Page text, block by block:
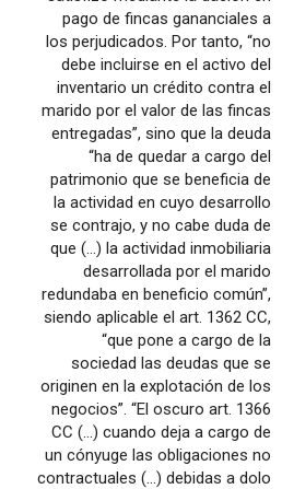
pago de fincas gananciales a
los perjudicados. Por tanto, “no
debe incluirse en el activo del
inventario un crédito contra el
marido por el valor de las fincas
entregadas”, sino que la deuda
“ha de quedar a cargo del
patrimonio que se beneficia de
la actividad en cuyo desarrollo
se contrajo, y no cabe duda de
que (…) la actividad inmobiliaria
desarrollada por el marido
redundaba en beneficio común”,
siendo aplicable el art. 1362 CC,
“que pone a cargo de la
sociedad las deudas que se
originen en la explotación de los
negocios”. “El oscuro art. 1366
CC (…) cuando deja a cargo de
un cónyuge las obligaciones no
contractuales (…) debidas a dolo